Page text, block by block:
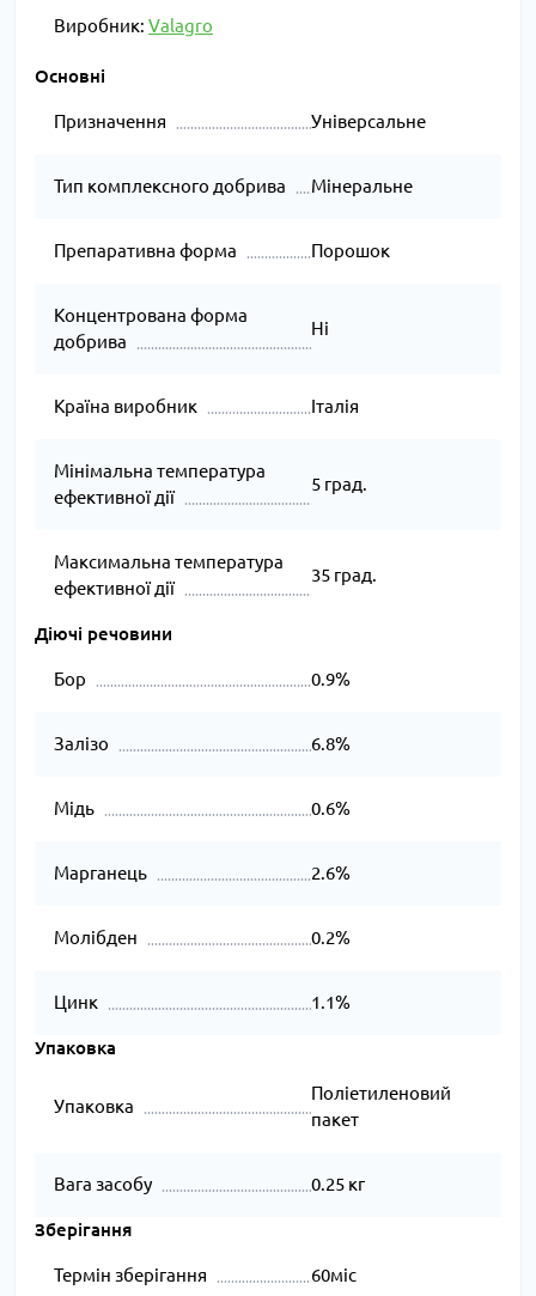
Виробник: Valagro
Основні
Призначення Універсальне
Тип комплексного добрива Мінеральне
Препаративна форма Порошок
Концентрована форма
добрива
Ні
Країна виробник Італія
Мінімальна температура
ефективної дії
5 град.
Максимальна температура
ефективної дії
35 град.
Діючі речовини
Бор 0.9%
Залізо 6.8%
Мідь 0.6%
Марганець 2.6%
Молібден 0.2%
Цинк 1.1%
Упаковка
Упаковка
Поліетиленовий
пакет
Вага засобу 0.25 кг
Зберігання
Термін зберігання 60міс